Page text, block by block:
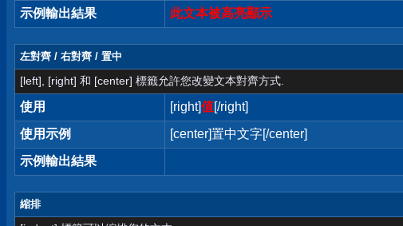
示例輸出結果
此文本被高亮顯示
左對齊 / 右對齊 / 置中
[left], [right] 和 [center] 標籤允許您改變文本對齊方式.
使用 [right]值[/right]
使用示例
[center]置中文字[/center]
示例輸出結果
縮排